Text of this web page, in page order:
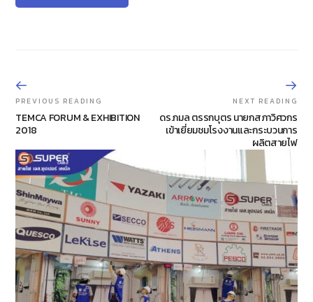
PREVIOUS READING
TEMCA FORUM & EXHIBITION
2018
NEXT READING
ดร.กมล ตรรกบุตร นายกสภาวิศวกร
เข้าเยี่ยมชมโรงงานและกระบวนการ
ผลิตสายไฟ